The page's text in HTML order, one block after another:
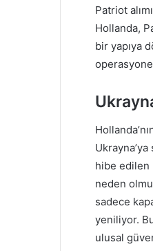
Patriot
Hollanda,
bir yapıya
hibe edilen
neden
sadece
yeniliyor.
ulusal